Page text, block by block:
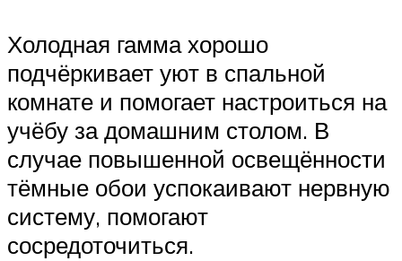
Холодная гамма хорошо
подчёркивает уют в спальной
комнате и помогает настроиться на
учёбу за домашним столом. В
случае повышенной освещённости
тёмные обои успокаивают нервную
систему, помогают
сосредоточиться.